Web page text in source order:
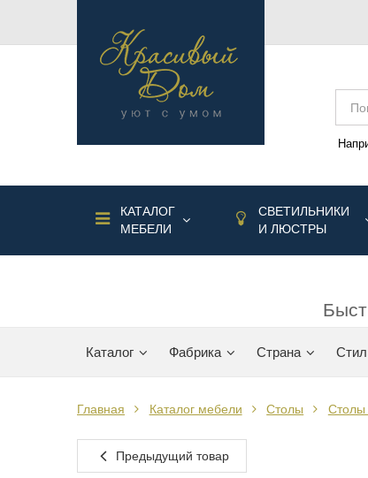
КАТАЛОГ
МЕБЕЛИ
СВЕТИЛЬНИКИ
И ЛЮСТРЫ
Каталог Фабрика Страна
Главная Каталог мебели Столы Столы
Предыдущий товар